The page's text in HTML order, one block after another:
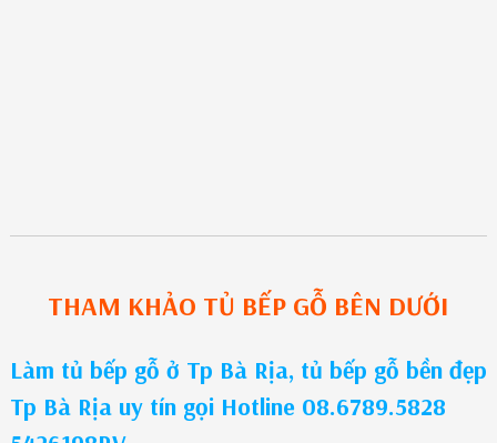
THAM KHẢO TỦ BẾP GỖ BÊN DƯỚI
Làm tủ bếp gỗ ở Tp Bà Rịa, tủ bếp gỗ bền đẹp
Tp Bà Rịa uy tín gọi Hotline 08.6789.5828